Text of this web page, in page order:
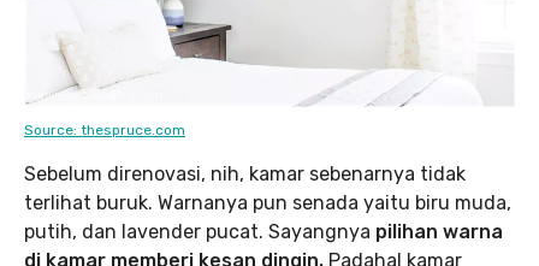
Source: thespruce.com
Sebelum direnovasi, nih, kamar sebenarnya tidak
terlihat buruk. Warnanya pun senada yaitu biru muda,
putih, dan lavender pucat. Sayangnya pilihan warna
di kamar memberi kesan dingin. Padahal kamar